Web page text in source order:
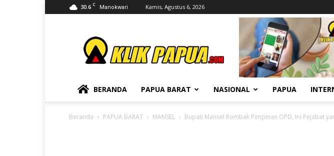
30.6 C Manokwari Kamis, Agustus 6, 2026
BERANDA PAPUA BARAT NASIONAL PAPUA
Beranda PAPUA BARAT MANSEL Bupati Mansel Rombak Pimpinan OPD, Ini Pejabat